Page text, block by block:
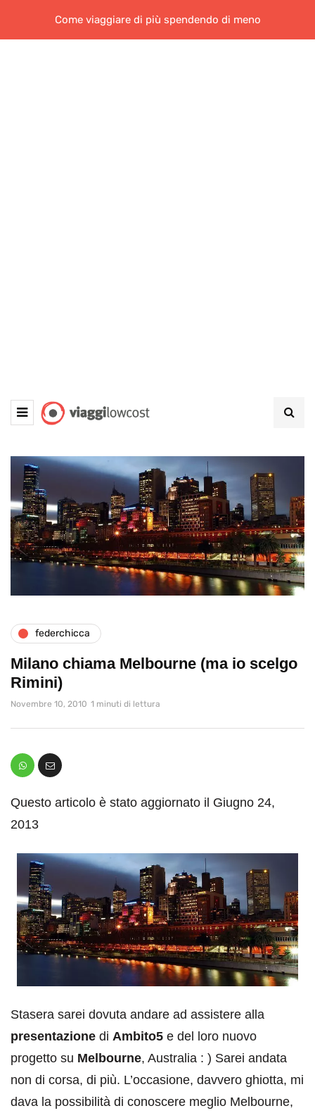
Come viaggiare di più spendendo di meno
federchicca
Milano chiama Melbourne (ma io scelgo
Rimini)
Novembre 10, 2010 1 minuti di lettura
Questo articolo è stato aggiornato il Giugno 24,
2013
Stasera sarei dovuta andare ad assistere alla
presentazione di Ambito5 e del loro nuovo
progetto su Melbourne, Australia : ) Sarei andata
non di corsa, di più. L’occasione, davvero ghiotta, mi
dava la possibilità di conoscere meglio Melbourne,